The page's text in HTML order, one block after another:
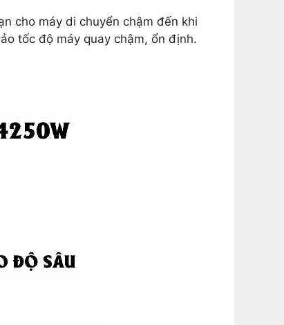
cho máy di chuyển chậm đến khi
tốc độ máy quay chậm, ổn định.